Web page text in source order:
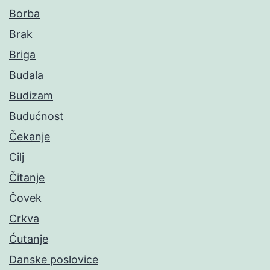
Borba
Brak
Briga
Budala
Budizam
Budućnost
Čekanje
Cilj
Čitanje
Čovek
Crkva
Ćutanje
Danske poslovice